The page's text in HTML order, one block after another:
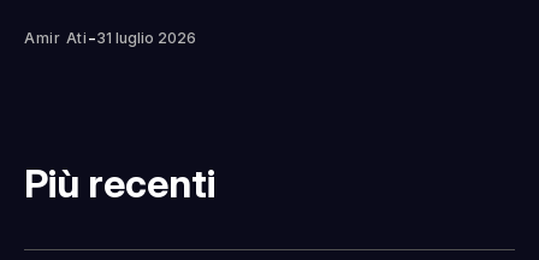
Amir Ati -31 luglio 2026
Più recenti